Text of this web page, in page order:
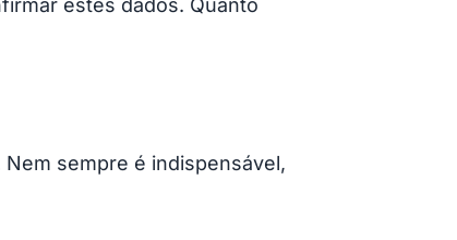
sempre é indispensável,